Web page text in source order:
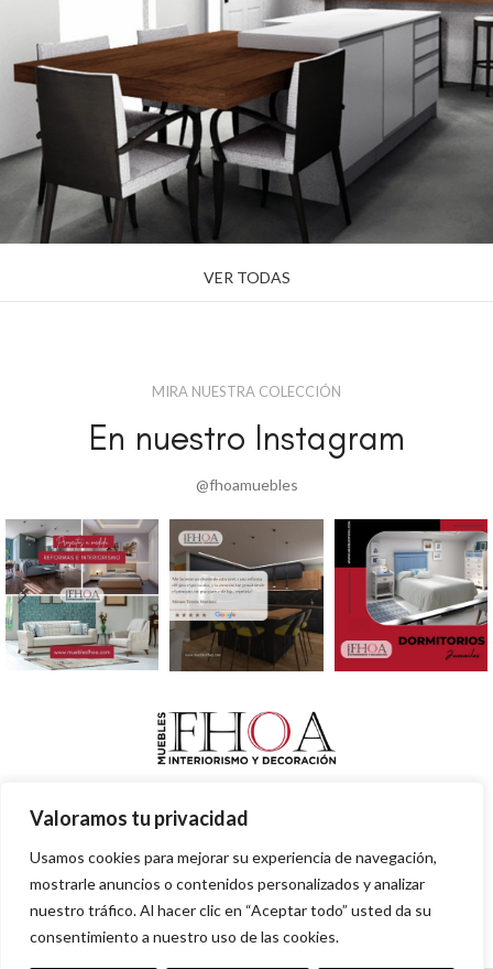
Valoramos tu privacidad
Usamos cookies para mejorar su experiencia de navegación,
mostrarle anuncios o contenidos personalizados y analizar
nuestro tráfico. Al hacer clic en “Aceptar todo” usted da su
consentimiento a nuestro uso de las cookies.
VER TODAS
MIRA NUESTRA COLECCIÓN
En nuestro Instagram
@fhoamuebles
INICIOQUIÉNES SOMOSREFORMAS
CONTACTO